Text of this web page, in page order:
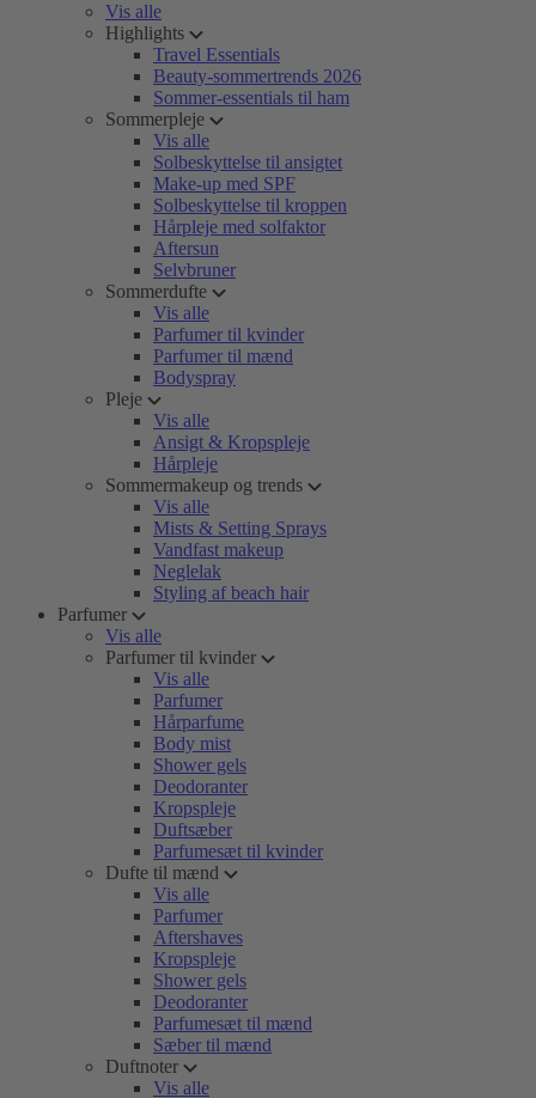
Vis alle
Highlights
Travel Essentials
Beauty-sommertrends 2026
Sommer-essentials til ham
Sommerpleje
Vis alle
Solbeskyttelse til ansigtet
Make-up med SPF
Solbeskyttelse til kroppen
Hårpleje med solfaktor
Aftersun
Selvbruner
Sommerdufte
Vis alle
Parfumer til kvinder
Parfumer til mænd
Bodyspray
Pleje
Vis alle
Ansigt & Kropspleje
Hårpleje
Sommermakeup og trends
Vis alle
Mists & Setting Sprays
Vandfast makeup
Neglelak
Styling af beach hair
Parfumer
Vis alle
Parfumer til kvinder
Vis alle
Parfumer
Hårparfume
Body mist
Shower gels
Deodoranter
Kropspleje
Duftsæber
Parfumesæt til kvinder
Dufte til mænd
Vis alle
Parfumer
Aftershaves
Kropspleje
Shower gels
Deodoranter
Parfumesæt til mænd
Sæber til mænd
Duftnoter
Vis alle